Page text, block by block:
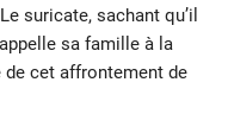
suricate, sachant qu’il
sa famille à la
cet affrontement de